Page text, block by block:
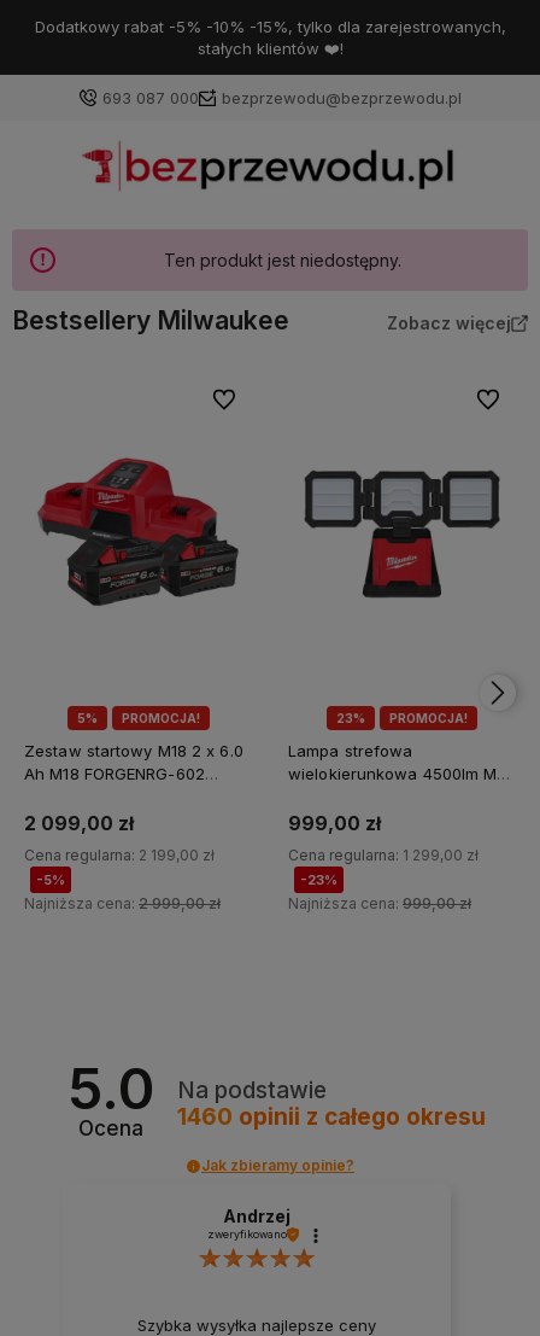
Dodatkowy rabat -5% -10% -15%, tylko dla zarejestrowanych,
stałych klientów ❤️!
693 087 000 bezprzewodu@bezprzewodu.pl
Ten produkt jest niedostępny.
Bestsellery Milwaukee Zobacz więcej
5% PROMOCJA!
Zestaw startowy M18 2 x 6.0
Ah M18 FORGENRG-602
2 099,00 zł
Cena regularna: 2 199,00 zł
-5%
Najniższa cena: 2 999,00 zł
Do ulubionych
23% PROMOCJA!
Lampa strefowa
wielokierunkowa 4500lm M18
999,00 zł
Cena regularna: 1 299,00 zł
-23%
Najniższa cena: 999,00 zł
Do
5.0
Ocena
Na podstawie
1460 opinii z całego okresu
Jak zbieramy opinie?
Andrzej
zweryfikowano
Szybka wysyłka najlepsze ceny